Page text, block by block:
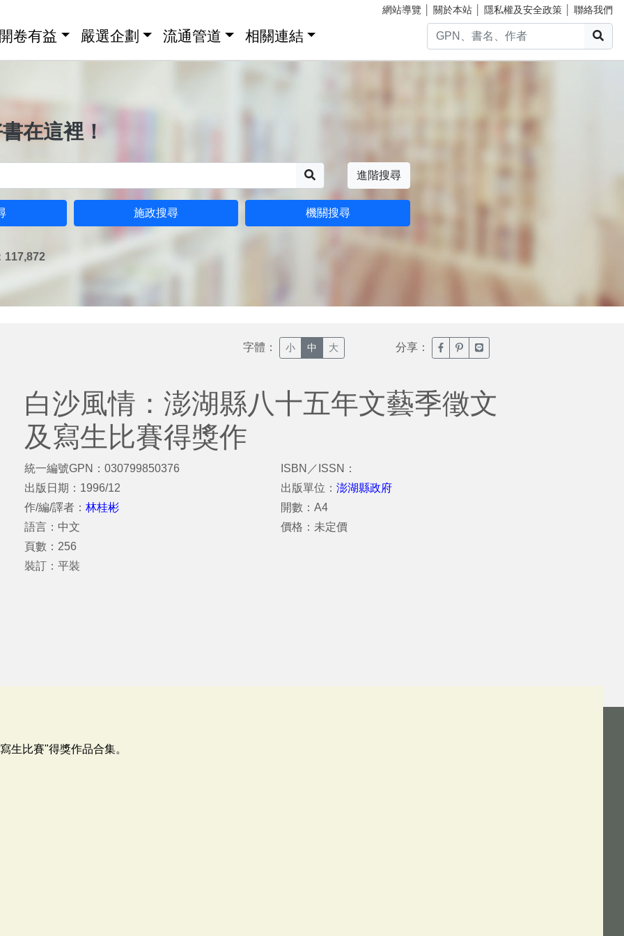
網站導覽 關於本站 隱私權及安全政策 聯絡我們
卷有益 嚴選企劃 流通管道 相關連結
在這裡！
進階搜尋
施政搜尋 機關搜尋
117,872
字體： 小 中 大 分享： 臉書分享(另開新視窗)
噗浪分享(另開新視窗)
Line分享(另開新視窗)
白沙風情：澎湖縣八十五年文藝季徵文
及寫生比賽得獎作
統一編號GPN：030799850376
出版日期：1996/12
作/編/譯者： 林桂彬
語言：中文
頁數：256
裝訂：平裝
ISBN／ISSN：
出版單位：澎湖縣政府
開數：A4
價格：未定價
生比賽"得獎作品合集。